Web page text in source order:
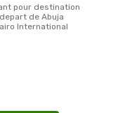
de Abuja
International